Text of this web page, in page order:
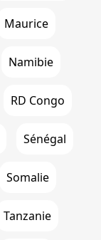
Maurice
Namibie
RD Congo
Sénégal
Somalie
Tanzanie